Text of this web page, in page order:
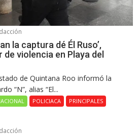
la captura dé Él Ruso’,
violencia en Playa del
de Quintana Roo informó la
“N”, alias “El...
POLICIACA PRINCIPALES